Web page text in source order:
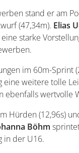
stand er am
(47,34m). Elias
starke
im 60m-Sprint
eine weitere tolle
ebenfalls wertvolle
Hürden (12,96s)
Böhm
in der U16.